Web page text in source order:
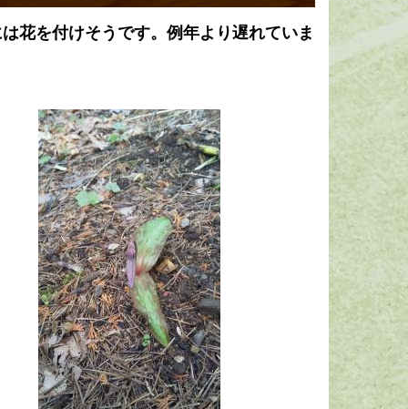
花を付けそうです。例年より遅れていま